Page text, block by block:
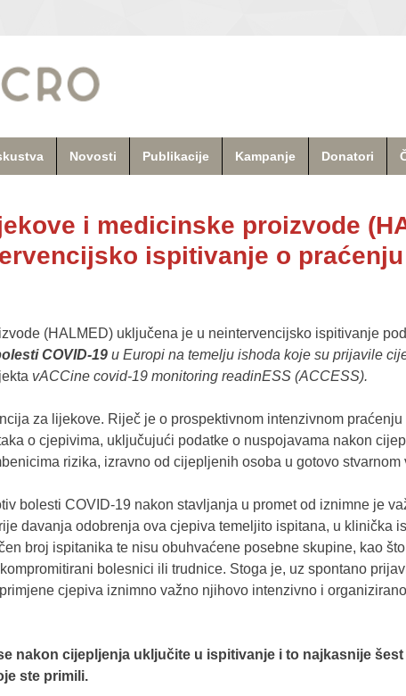
Novosti Publikacije Kampanje Donatori
i medicinske proizvode
ispitivanje o
(HALMED) uključena je u neintervencijsko ispitivanje
COVID-19 u Europi na temelju ishoda koje su prijavile
vACCine covid-19 monitoring readinESS (ACCESS).
za lijekove. Riječ je o prospektivnom intenzivnom
o cjepivima, uključujući podatke o nuspojavama nakon
rizika, izravno od cijepljenih osoba u gotovo stvarnom
bolesti COVID-19 nakon stavljanja u promet od iznimne je
davanja odobrenja ova cjepiva temeljito ispitana, u klinička
broj ispitanika te nisu obuhvaćene posebne skupine, kao
bolesnici ili trudnice. Stoga je, uz spontano
cjepiva iznimno važno njihovo intenzivno i
nakon cijepljenja uključite u ispitivanje i to najkasnije
ste primili.